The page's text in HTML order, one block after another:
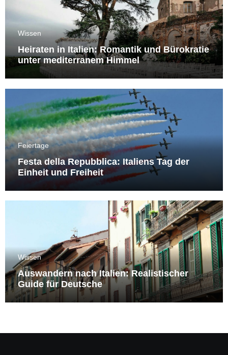
Wissen
Heiraten in Italien: Romantik und Bürokratie
unter mediterranem Himmel
Feiertage
Festa della Repubblica: Italiens Tag der
Einheit und Freiheit
Wissen
Auswandern nach Italien: Realistischer
Guide für Deutsche